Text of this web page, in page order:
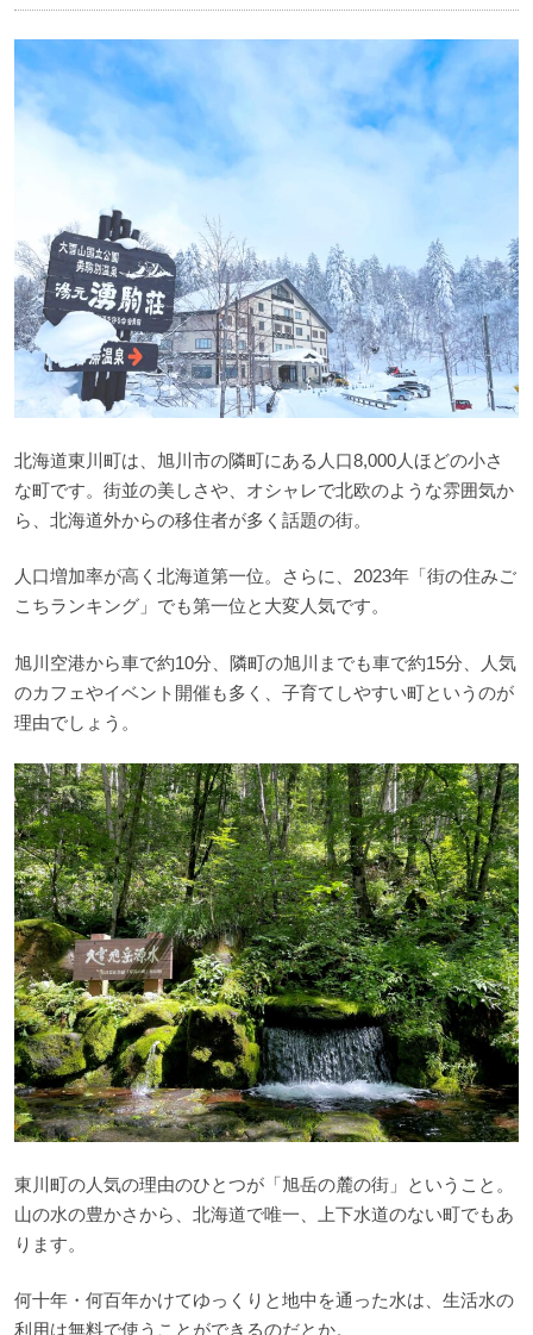
トップページ
特徴・こだわりで選ぶ エリアから選ぶ
当サイトについて
ご意見・お問い合わせ
個人情報保護方針
北海道東川町は、旭川市の隣町にある人口8,000人ほどの小さ
な町です。街並の美しさや、オシャレで北欧のような雰囲気か
ら、北海道外からの移住者が多く話題の街。
人口増加率が高く北海道第一位。さらに、2023年「街の住みご
こちランキング」でも第一位と大変人気です。
旭川空港から車で約10分、隣町の旭川までも車で約15分、人気
のカフェやイベント開催も多く、子育てしやすい町というのが
理由でしょう。
東川町の人気の理由のひとつが「旭岳の麓の街」ということ。
山の水の豊かさから、北海道で唯一、上下水道のない町でもあ
ります。
何十年・何百年かけてゆっくりと地中を通った水は、生活水の
利用は無料で使うことができるのだとか。